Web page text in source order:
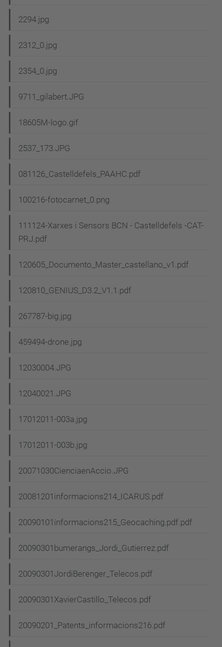
2294.jpg
2312_0.jpg
2354_0.jpg
9711_gilabert.JPG
18605M-logo.gif
2537_173.JPG
081126_Castelldefels_PAAHC.pdf
100216-fotocarnet_0.png
111124-Xarxes i Sensors BCN - Castelldefels -CAT-
PRJ.pdf
120605_Documento_Master_castellano_v1.pdf
120810_GENIUS_D3.2_V1.1.pdf
267787-big.jpg
459494-drone.jpg
12030004.JPG
12040021.JPG
17012011-003a.jpg
17012011-003b.jpg
20071030CienciaenAccio.JPG
20081201informacions214_ICARUS.pdf
20090101informacions215_Geocaching.pdf.pdf
20090301bumerangs_Jordi_Gutierrez.pdf
20090301JordiBerenger_Telecos.pdf
20090301XavierCastillo_Telecos.pdf
20090201_Patents_informacions216.pdf